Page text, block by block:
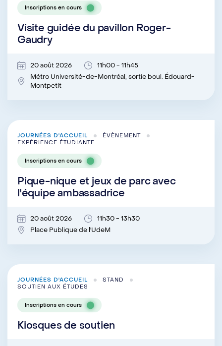
Inscriptions en cours
Visite guidée du pavillon Roger-
Gaudry
20 août 2026
11h00 - 11h45
Métro Université-de-Montréal, sortie boul. Édouard-
Montpetit
JOURNÉES D'ACCUEIL
ÉVÈNEMENT
EXPÉRIENCE ÉTUDIANTE
Inscriptions en cours
Pique-nique et jeux de parc avec
l'équipe ambassadrice
20 août 2026
11h30 - 13h30
Place Publique de l'UdeM
JOURNÉES D'ACCUEIL
STAND
SOUTIEN AUX ÉTUDES
Inscriptions en cours
Kiosques de soutien